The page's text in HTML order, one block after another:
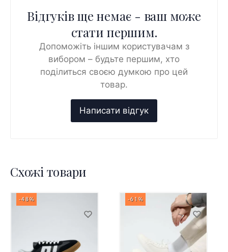
Відгуків ще немає - ваш може
стати першим.
Допоможіть іншим користувачам з
вибором – будьте першим, хто
поділиться своєю думкою про цей
товар.
Схожі товари
-48% -61%